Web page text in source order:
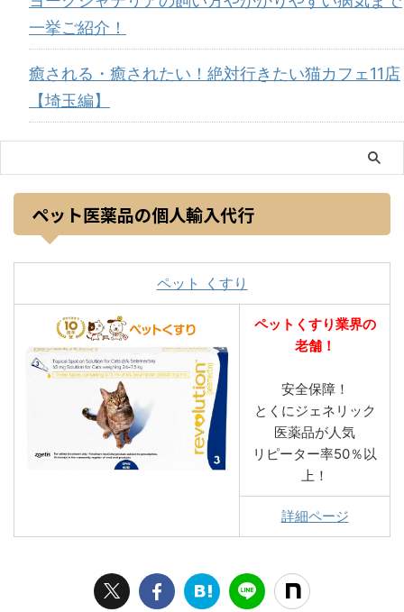
一挙ご紹介！
癒される・癒されたい！絶対行きたい猫カフェ11店
【埼玉編】
ペット医薬品の個人輸入代行
ペット くすり
ペットくすり業界の
老舗！
安全保障！
とくにジェネリック
医薬品が人気
リピーター率50％以
上！
詳細ページ